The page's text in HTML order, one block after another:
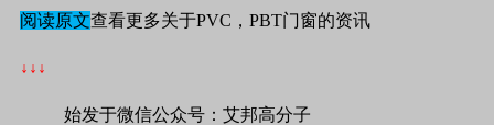
阅读原文查看更多关于PVC，PBT门窗的资讯
↓↓↓
始发于微信公众号：艾邦高分子